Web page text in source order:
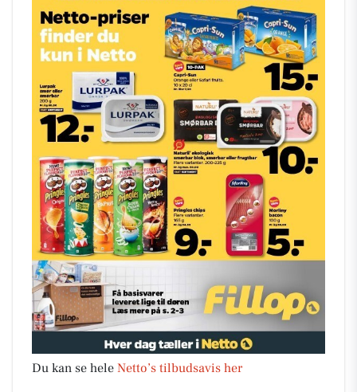
Du kan se hele Netto’s tilbudsavis her